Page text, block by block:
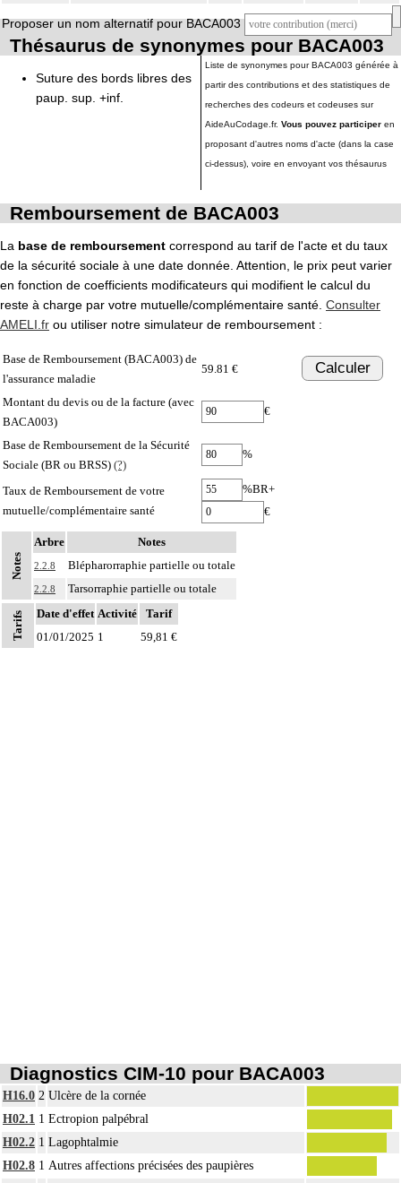
Proposer un nom alternatif pour BACA003
Thésaurus de synonymes pour BACA003
Suture des bords libres des
paup. sup. +inf.
Liste de synonymes pour BACA003 générée à
partir des contributions et des statistiques de
recherches des codeurs et codeuses sur
AideAuCodage.fr. Vous pouvez participer en
proposant d'autres noms d'acte (dans la case
ci-dessus), voire en envoyant vos thésaurus
Remboursement de BACA003
La base de remboursement correspond au tarif de l'acte et du taux
de la sécurité sociale à une date donnée. Attention, le prix peut varier
en fonction de coefficients modificateurs qui modifient le calcul du
reste à charge par votre mutuelle/complémentaire santé. Consulter
AMELI.fr ou utiliser notre simulateur de remboursement :
Base de Remboursement (BACA003) de
l'assurance maladie
59.81 € Calculer
Montant du devis ou de la facture (avec
BACA003)
€
Base de Remboursement de la Sécurité
Sociale (BR ou BRSS) (?)
%
Taux de Remboursement de votre
mutuelle/complémentaire santé
%BR+
€
Notes
Arbre Notes
2.2.8 Blépharorraphie partielle ou totale
2.2.8 Tarsorraphie partielle ou totale
Tarifs Date d'effet Activité
Tarif
01/01/2025 1 59,81 €
Diagnostics CIM-10 pour BACA003
H16.0 2 Ulcère de la cornée
H02.1 1 Ectropion palpébral
H02.2 1 Lagophtalmie
H02.8 1 Autres affections précisées des paupières